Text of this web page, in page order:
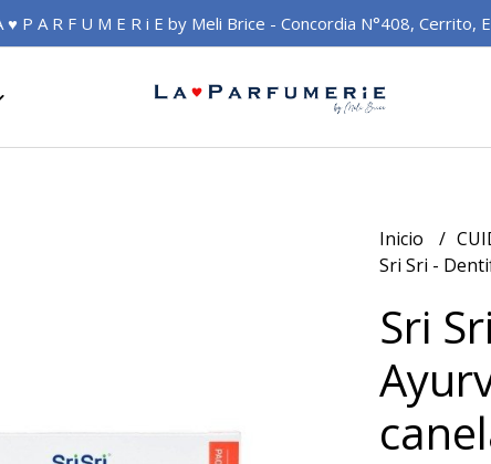
♥ P A R F U M E R i E by Meli Brice - Concordia N°408, Cerrito,
Inicio
Sri Sri -
Sri